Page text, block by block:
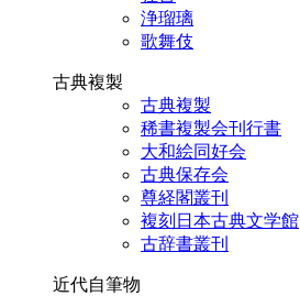
浄瑠璃
歌舞伎
古典複製
古典複製
稀書複製会刊行書
大和絵同好会
古典保存会
尊経閣叢刊
複刻日本古典文学館
古辞書叢刊
近代自筆物